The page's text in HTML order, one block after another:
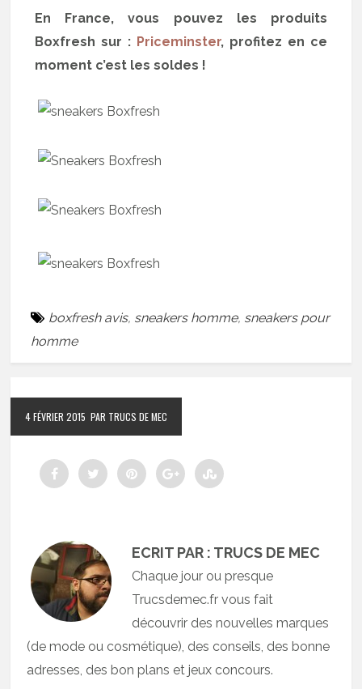
En France, vous pouvez les produits
Boxfresh sur : Priceminster, profitez en ce
moment c’est les soldes !
boxfresh avis, sneakers homme, sneakers pour
homme
4 FÉVRIER 2015 PAR TRUCS DE MEC
ECRIT PAR : TRUCS DE MEC
Chaque jour ou presque
Trucsdemec.fr vous fait
découvrir des nouvelles marques
(de mode ou cosmétique), des conseils, des bonne
adresses, des bon plans et jeux concours.